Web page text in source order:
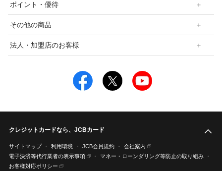
ポイント・優待
その他の商品
法人・加盟店のお客様
クレジットカードなら、JCBカード
サイトマップ 利用環境 JCB会員規約
会社案内
電子決済等代行業者の表示事項
マネー・ローンダリング等防止の取り組み
お客様対応ポリシー